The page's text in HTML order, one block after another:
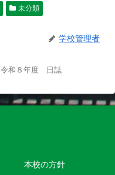
未分類
学校管理者
令和８年度 日誌
本校の方針